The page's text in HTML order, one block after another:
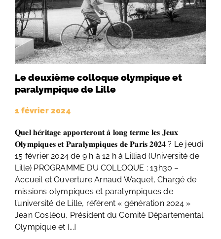
Le deuxième colloque olympique et
paralympique de Lille
1 février 2024
𝐐𝐮𝐞𝐥 𝐡𝐞́𝐫𝐢𝐭𝐚𝐠𝐞 𝐚𝐩𝐩𝐨𝐫𝐭𝐞𝐫𝐨𝐧𝐭 𝐚̀ 𝐥𝐨𝐧𝐠 𝐭𝐞𝐫𝐦𝐞 𝐥𝐞𝐬 𝐉𝐞𝐮𝐱
𝐎𝐥𝐲𝐦𝐩𝐢𝐪𝐮𝐞𝐬 𝐞𝐭 𝐏𝐚𝐫𝐚𝐥𝐲𝐦𝐩𝐢𝐪𝐮𝐞𝐬 𝐝𝐞 𝐏𝐚𝐫𝐢𝐬 𝟐𝟎𝟐𝟒 ? Le jeudi
15 février 2024 de 9 h à 12 h à Lilliad (Université de
Lille) PROGRAMME DU COLLOQUE : 13h30 –
Accueil et Ouverture Arnaud Waquet, Chargé de
missions olympiques et paralympiques de
l’université de Lille, référent « génération 2024 »
Jean Cosléou, Président du Comité Départemental
Olympique et [...]